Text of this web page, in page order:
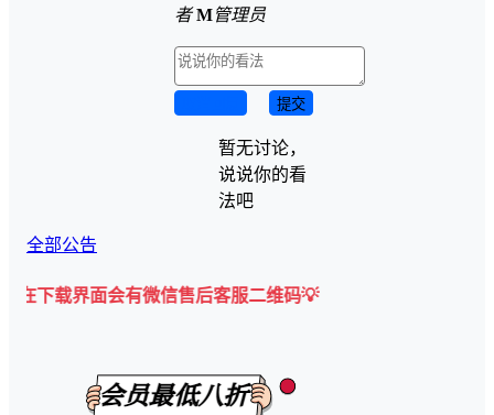
者 M管理员
提交
暂无讨论，
说说你的看
法吧
全部公告
会有微信售后客服二维码💡